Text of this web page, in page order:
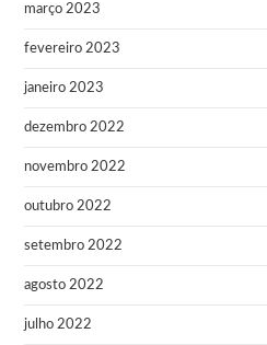
março 2023
fevereiro 2023
janeiro 2023
dezembro 2022
novembro 2022
outubro 2022
setembro 2022
agosto 2022
julho 2022